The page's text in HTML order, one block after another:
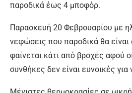
παροδικά έως 4 μποφόρ.
Παρασκευή 20 Φεβρουαρίου με
νεφώσεις που παροδικά θα
φαίνεται κάτι από βροχές αφού
συνθήκες δεν είναι ευνοικές για